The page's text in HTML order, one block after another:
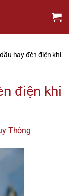
hay đèn điện khi
điện khi
Thông